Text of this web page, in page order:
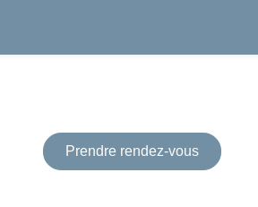
Prendre rendez-vous